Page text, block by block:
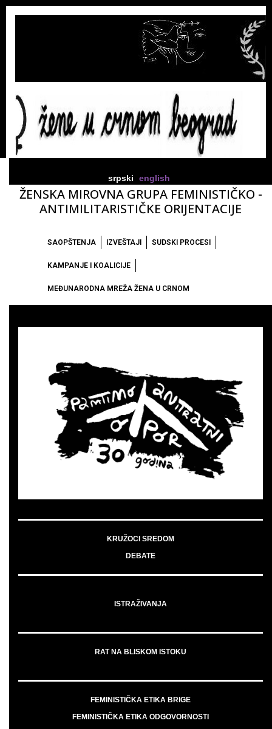
srpski english
ŽENSKA MIROVNA GRUPA FEMINISTIČKO -
ANTIMILITARISTIČKE ORIJENTACIJE
SAOPŠTENJA IZVEŠTAJI SUDSKI PROCESI
KAMPANJE I KOALICIJE
MEĐUNARODNA MREŽA ŽENA U CRNOM
KRUŽOCI SREDOM
DEBATE
ISTRAŽIVANJA
RAT NA BLISKOM ISTOKU
FEMINISTIČKA ETIKA BRIGE
FEMINISTIČKA ETIKA ODGOVORNOSTI